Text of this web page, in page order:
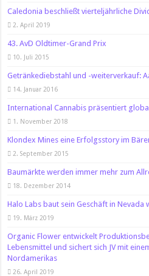
Caledonia beschließt vierteljährliche
2. April 2019
43. AvD Oldtimer-Grand Prix
10. Juli 2015
Getränkediebstahl und -weiterverkauf:
14. Januar 2016
International Cannabis präsentiert
1. November 2018
Klondex Mines eine Erfolgsstory im
2. September 2015
Baumärkte werden immer mehr zum
18. Dezember 2014
Halo Labs baut sein Geschäft in Nevada
19. März 2019
Organic Flower entwickelt
Lebensmittel und sichert sich JV mit
Nordamerikas
26. April 2019